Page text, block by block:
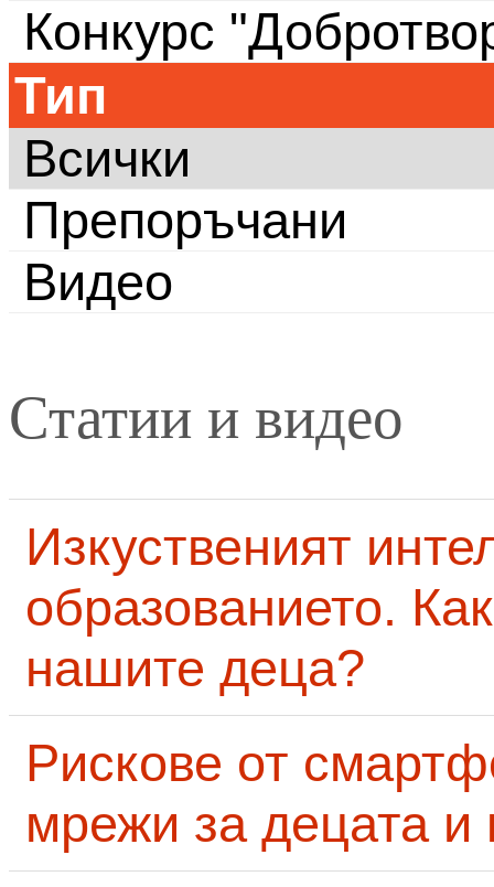
Конкурс
Тип
Всички
Препоръчани
Видео
Статии и видео
Изкуственият
образованието.
нашите деца?
Рискове от
мрежи за децата и